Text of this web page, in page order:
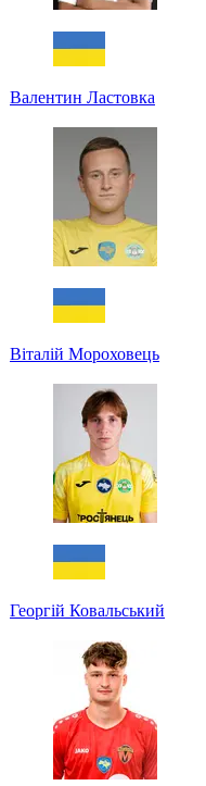
Валентин Ластовка
Віталій Мороховець
Георгій Ковальський